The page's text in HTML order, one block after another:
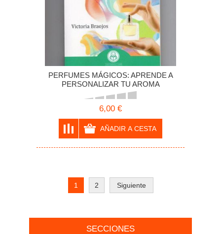
PERFUMES MÁGICOS: APRENDE A
PERSONALIZAR TU AROMA
6,00 €
1 2 Siguiente
SECCIONES